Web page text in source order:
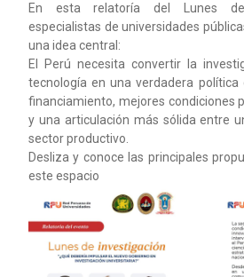
En esta relatoría del Lunes de
especialistas de universidades
una idea central:
El Perú necesita convertir la
tecnología en una verdadera política
financiamiento, mejores condiciones
y una articulación más sólida entre
sector productivo.
Desliza y conoce las principales
este espacio